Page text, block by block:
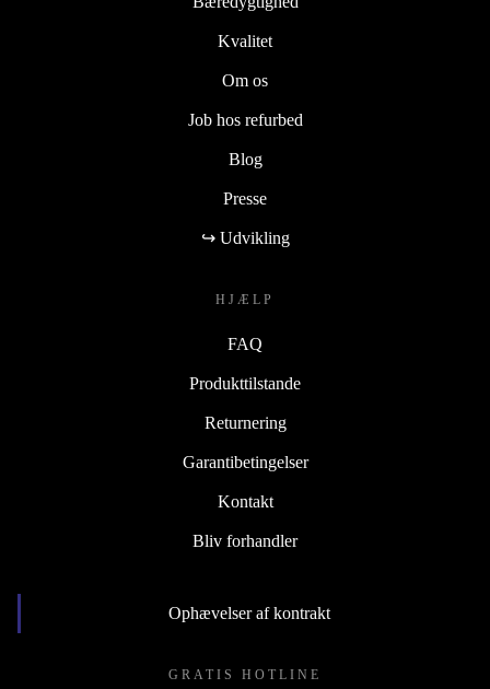
Kvalitet
Om os
Job hos refurbed
Blog
Presse
↪ Udvikling
HJÆLP
FAQ
Produkttilstande
Returnering
Garantibetingelser
Kontakt
Bliv forhandler
Ophævelser af kontrakt
GRATIS HOTLINE